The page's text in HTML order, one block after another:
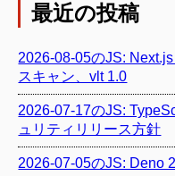
最近の投稿
2026-08-05のJS:
スキャン、vlt 1.0
2026-07-17のJS:
ュリティリリース方針
2026-07-05のJS: Deno